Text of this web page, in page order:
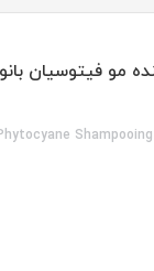
مو فیتوسیان